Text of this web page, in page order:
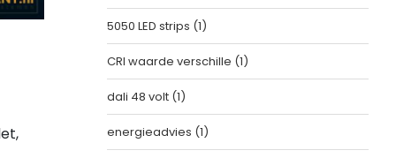
5050 LED strips (1)
CRI waarde verschille (1)
dali 48 volt (1)
energieadvies (1)